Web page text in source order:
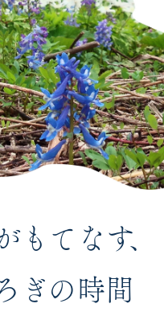
もてなす、
ぎの時間